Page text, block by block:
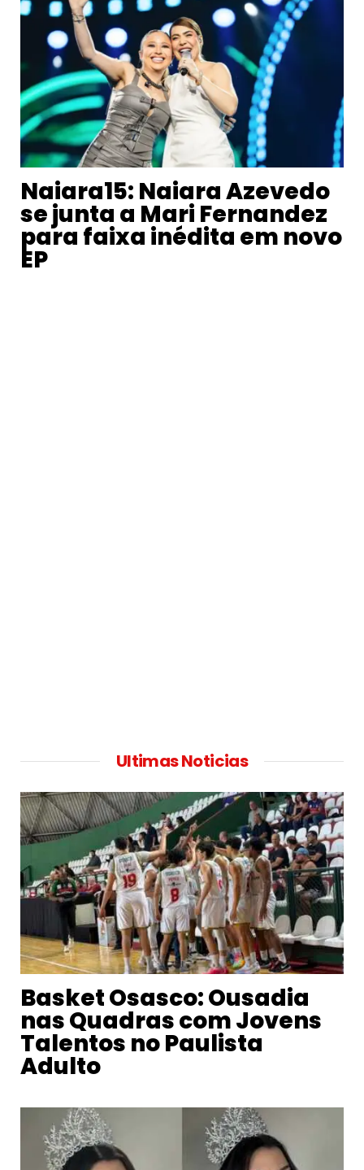
Naiara15: Naiara Azevedo
se junta a Mari Fernandez
para faixa inédita em novo
EP
Ultimas Noticias
Basket Osasco: Ousadia
nas Quadras com Jovens
Talentos no Paulista
Adulto